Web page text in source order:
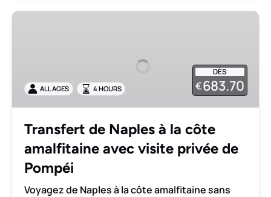
Transfert
côte
amalfitaine
visite
privée
Pompéi
DÈS
€683.70
ALL AGES 4 HOURS
Transfert de Naples à la côte
amalfitaine avec visite privée de
Pompéi
Voyagez de Naples à la côte amalfitaine sans